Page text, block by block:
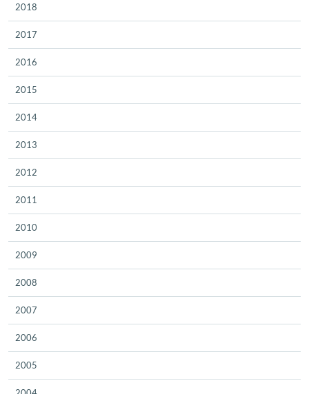
2018
2017
2016
2015
2014
2013
2012
2011
2010
2009
2008
2007
2006
2005